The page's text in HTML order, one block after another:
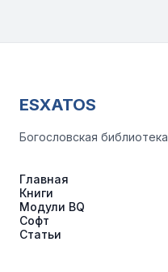
ESXATOS
Богословская библиотека
Главная
Книги
Модули BQ
Софт
Статьи